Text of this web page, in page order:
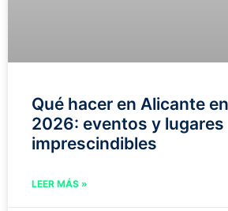
Qué hacer en Alicante
2026: eventos y lugares
imprescindibles
LEER MÁS »